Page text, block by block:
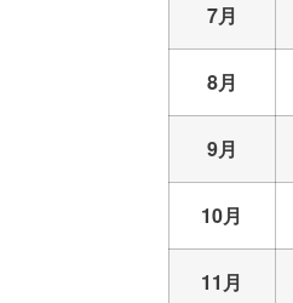
7月
8月
9月
10月
11月